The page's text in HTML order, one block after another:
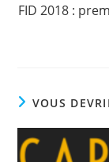
FID 2018 :
VOUS